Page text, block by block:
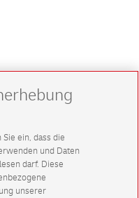
ein, dass die
und Daten
darf. Diese
unserer